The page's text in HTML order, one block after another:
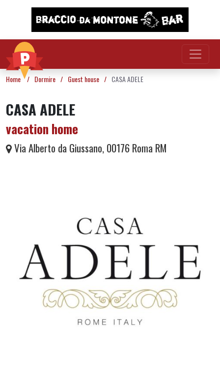
Vai al contenuto
Home / Dormire / Guest house / CASA ADELE
CASA ADELE
vacation home
Via Alberto da Giussano, 00176 Roma RM